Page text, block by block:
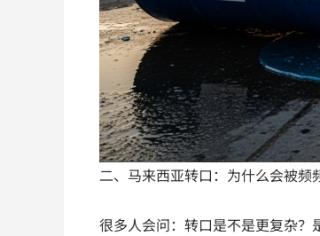
二、马来西亚转口：为什么会被频
很多人会问：转口是不是更复杂？